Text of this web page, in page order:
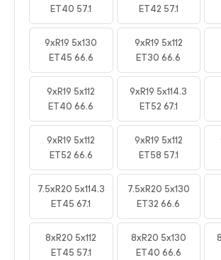
ET40 57.1
ET42 57.1
9xR19 5x130
ET45 66.6
9xR19 5x112
ET30 66.6
9xR19 5x112
ET40 66.6
9xR19 5x114.3
ET52 67.1
9xR19 5x112
ET52 66.6
9xR19 5x112
ET58 57.1
7.5xR20 5x114.3
ET45 67.1
7.5xR20 5x130
ET32 66.6
8xR20 5x112
ET45 57.1
8xR20 5x130
ET40 66.6